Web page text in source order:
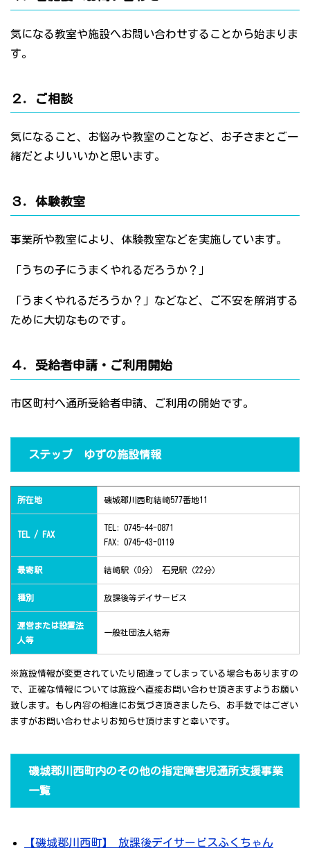
気になる教室や施設へお問い合わせすることから始まりま
す。
２．ご相談
気になること、お悩みや教室のことなど、お子さまとご一
緒だとよりいいかと思います。
３．体験教室
事業所や教室により、体験教室などを実施しています。
「うちの子にうまくやれるだろうか？」
「うまくやれるだろうか？」などなど、ご不安を解消する
ために大切なものです。
４．受給者申請・ご利用開始
市区町村へ通所受給者申請、ご利用の開始です。
ステップ ゆずの施設情報
所在地 磯城郡川西町結崎577番地11
TEL / FAX
TEL: 0745-44-0871
FAX: 0745-43-0119
最寄駅 結崎駅（0分） 石見駅（22分）
種別 放課後等デイサービス
運営または設置法
人等
一般社団法人結寿
※施設情報が変更されていたり間違ってしまっている場合もありますの
で、正確な情報については施設へ直接お問い合わせ頂きますようお願い
致します。もし内容の相違にお気づき頂きましたら、お手数ではござい
ますがお問い合わせよりお知らせ頂けますと幸いです。
磯城郡川西町内のその他の指定障害児通所支援事業
一覧
【磯城郡川西町】 放課後デイサービスふくちゃん